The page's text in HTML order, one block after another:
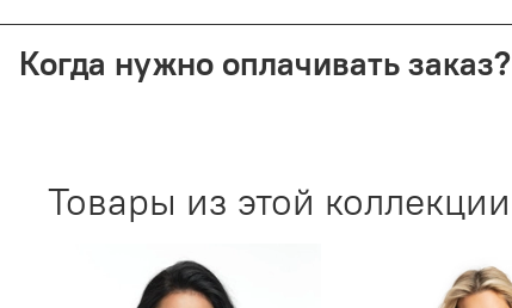
Когда нужно оплачивать заказ?
Товары из этой коллекции